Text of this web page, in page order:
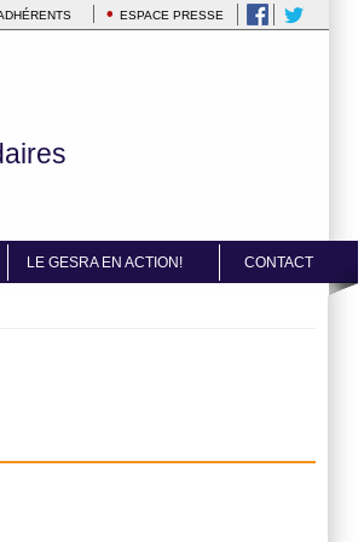
ESPACE PRESSE
LE GESRA EN ACTION! CONTACT